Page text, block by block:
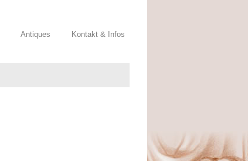
Antiques Kontakt & Infos